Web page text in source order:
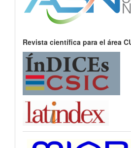
Revista científica para el área